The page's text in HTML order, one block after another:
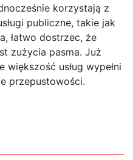
korzystają z
publiczne, takie jak
łatwo dostrzec, że
zużycia pasma. Już
usług wypełni
przepustowości.